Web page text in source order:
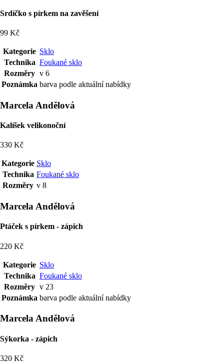
Srdíčko s pírkem na zavěšení
99 Kč
Kategorie Sklo
Technika Foukané sklo
Rozměry v 6
Poznámka barva podle aktuální nabídky
Marcela Andělová
Kalíšek velikonoční
330 Kč
Kategorie Sklo
Technika Foukané sklo
Rozměry v 8
Marcela Andělová
Ptáček s pírkem - zápich
220 Kč
Kategorie Sklo
Technika Foukané sklo
Rozměry v 23
Poznámka barva podle aktuální nabídky
Marcela Andělová
Sýkorka - zápich
320 Kč